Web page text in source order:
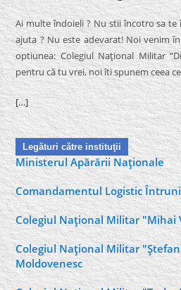
Ai multe îndoieli ? Nu stii încotro sa
ajuta ? Nu este adevarat! Noi venim
optiunea: Colegiul Naţional Militar
pentru că tu vrei, noi îti spunem ceea
[…]
Legături către instituţii
Ministerul Apărării Naţionale
Comandamentul Logistic
Colegiul Naţional Militar "Mihai
Colegiul Naţional Militar
Moldovenesc